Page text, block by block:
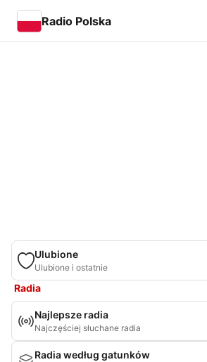
Radio Polska
Ulubione
Ulubione i ostatnie
Radia
Najlepsze radia
Najczęściej słuchane radia
Radia według gatunków